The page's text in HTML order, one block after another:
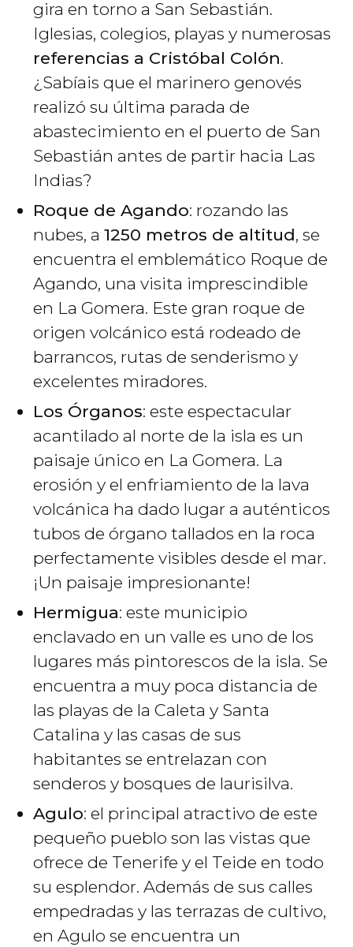
gira en torno a San Sebastián.
Iglesias, colegios, playas y numerosas
referencias a Cristóbal Colón.
¿Sabíais que el marinero genovés
realizó su última parada de
abastecimiento en el puerto de San
Sebastián antes de partir hacia Las
Indias?
Roque de Agando: rozando las
nubes, a 1250 metros de altitud, se
encuentra el emblemático Roque de
Agando, una visita imprescindible
en La Gomera. Este gran roque de
origen volcánico está rodeado de
barrancos, rutas de senderismo y
excelentes miradores.
Los Órganos: este espectacular
acantilado al norte de la isla es un
paisaje único en La Gomera. La
erosión y el enfriamiento de la lava
volcánica ha dado lugar a auténticos
tubos de órgano tallados en la roca
perfectamente visibles desde el mar.
¡Un paisaje impresionante!
Hermigua: este municipio
enclavado en un valle es uno de los
lugares más pintorescos de la isla. Se
encuentra a muy poca distancia de
las playas de la Caleta y Santa
Catalina y las casas de sus
habitantes se entrelazan con
senderos y bosques de laurisilva.
Agulo: el principal atractivo de este
pequeño pueblo son las vistas que
ofrece de Tenerife y el Teide en todo
su esplendor. Además de sus calles
empedradas y las terrazas de cultivo,
en Agulo se encuentra un